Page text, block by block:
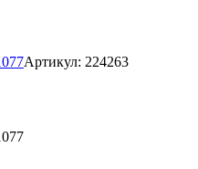
Артикул: 224263